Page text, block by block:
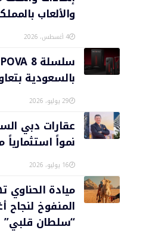
والألعاب
4 أغسطس، 2026
بالسعودية
29 يوليو، 2026
عقارات دبي
نمواً
16 يوليو، 2026
ميادة الحناوي
المنفوخ لنجاح
“سلطان قلبي”